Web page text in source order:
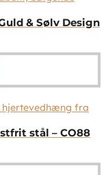
& Sølv Design
stål – CO88